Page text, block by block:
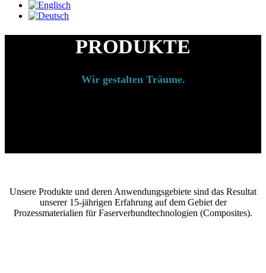
PRODUKTE
Wir gestalten Träume.
Unsere Produkte und deren Anwendungsgebiete sind das Resultat
unserer 15-jährigen Erfahrung auf dem Gebiet der
Prozessmaterialien für Faserverbundtechnologien (Composites).